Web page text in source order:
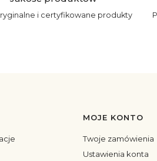
i certyfikowane produkty
MOJE KONTO
Twoje zamówienia
Ustawienia konta